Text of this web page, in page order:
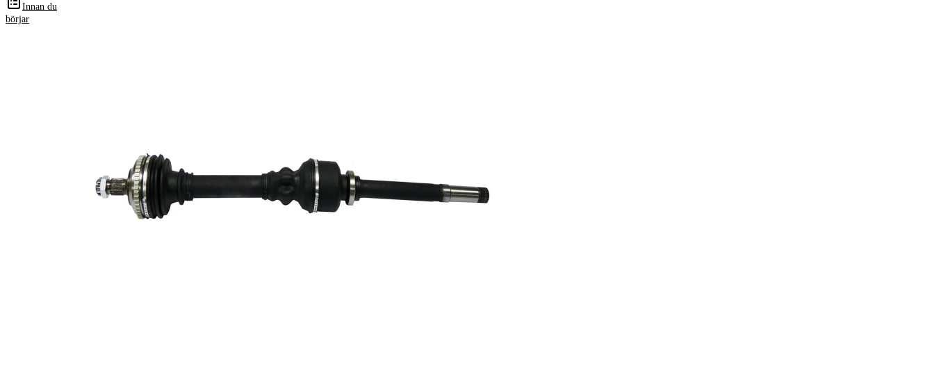
Innan du
börjar
Kompletteringsartikel/tilläggsinfo
lager
Ny del
Leddiameter hjulsida
Leddiameter växellådssida